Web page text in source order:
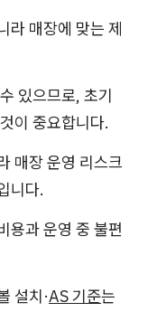
라 매장에 맞는 제
있으므로, 초기
이 중요합니다.
매장 운영 리스크
니다.
용과 운영 중 불편
설치·AS 기준는